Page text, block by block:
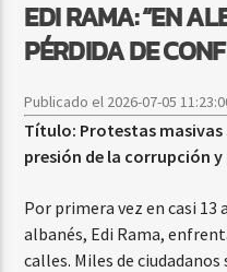
EDI RAMA: “EN
PÉRDIDA DE
Publicado el 2026-07-05
Título: Protestas masivas
presión de la corrupción
Por primera vez en casi
albanés, Edi Rama,
calles. Miles de